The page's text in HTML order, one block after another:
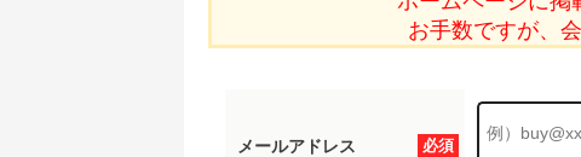
お手数ですが、
必須
メールアドレス